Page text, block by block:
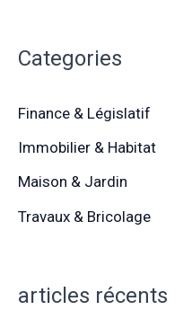
Categories
Finance & Législatif
Immobilier & Habitat
Maison & Jardin
Travaux & Bricolage
articles récents